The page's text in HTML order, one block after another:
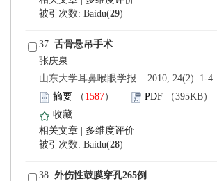
)
37.
山东大学耳鼻喉眼学报 2010, 24(2): 1-4.
）
)
38.